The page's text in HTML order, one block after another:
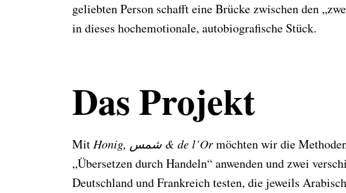
geliebten Person schafft eine Brücke zwischen den
in dieses hochemotionale, autobiografische Stück.
Das Projekt
Mit Honig, شمس & de l’Ormöchten wir die
„Übersetzen durch Handeln“ anwenden und zwei
Deutschland und Frankreich testen, die jeweils